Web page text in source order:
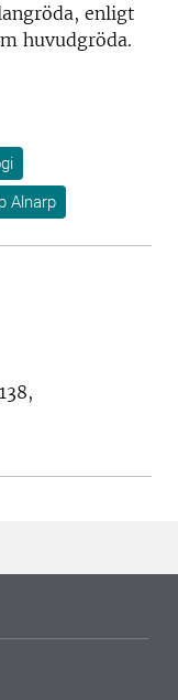
enligt
huvudgröda.
Alnarp